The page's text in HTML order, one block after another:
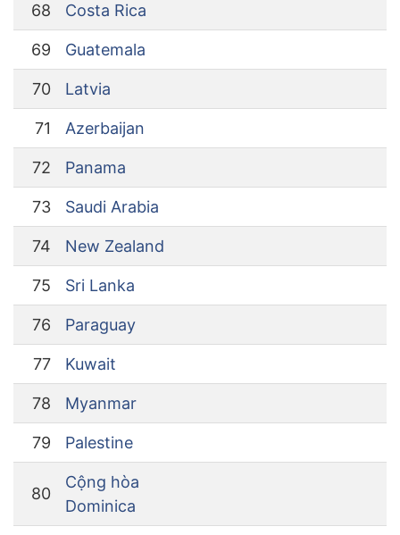
68 Costa Rica
69 Guatemala
70 Latvia
71 Azerbaijan
72 Panama
73 Saudi Arabia
74 New Zealand
75 Sri Lanka
76 Paraguay
77 Kuwait
78 Myanmar
79 Palestine
80
Cộng hòa
Dominica